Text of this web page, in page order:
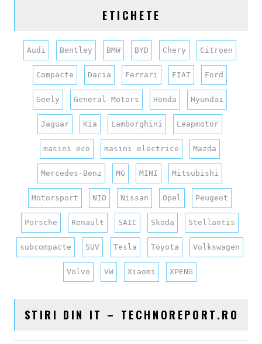
ETICHETE
Audi Bentley BMW BYD Chery Citroen
Compacte Dacia Ferrari FIAT Ford
Geely General Motors Honda Hyundai
Jaguar Kia Lamborghini Leapmotor
masini eco masini electrice Mazda
Mercedes-Benz MG MINI Mitsubishi
Motorsport NIO Nissan Opel Peugeot
Porsche Renault SAIC Skoda Stellantis
subcompacte SUV Tesla Toyota Volkswagen
Volvo VW Xiaomi XPENG
STIRI DIN IT – TECHNOREPORT.RO